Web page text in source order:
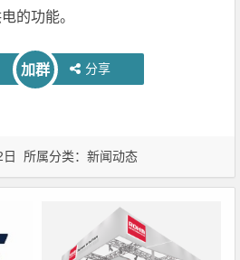
的功能。
加群 分享
日 所属分类：新闻动态